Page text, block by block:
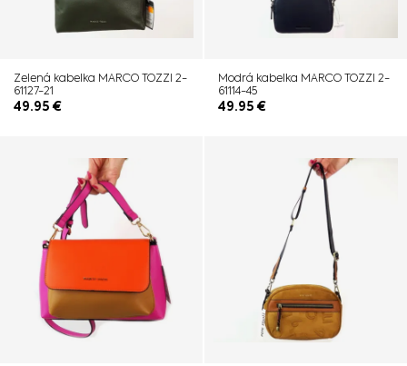
Zelená kabelka MARCO TOZZI 2-
61127-21
49.95€
Modrá kabelka MARCO TOZZI 2-
61114-45
49.95€